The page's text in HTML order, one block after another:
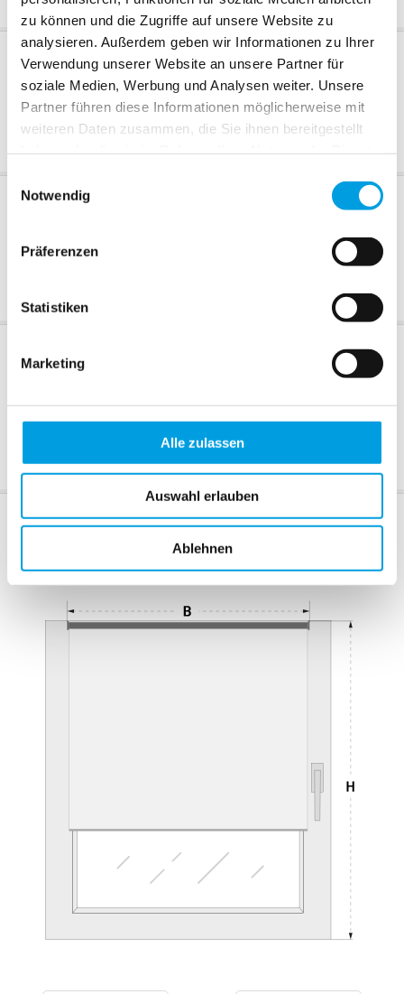
zu können und die Zugriffe auf unsere Website zu
analysieren. Außerdem geben wir Informationen zu Ihrer
Verwendung unserer Website an unsere Partner für
soziale Medien, Werbung und Analysen weiter. Unsere
Partner führen diese Informationen möglicherweise mit
weiteren Daten zusammen, die Sie ihnen bereitgestellt
Einwilligungsauswahl
Notwendig
Präferenzen
Statistiken
Marketing
Alle zulassen
Auswahl erlauben
Ablehnen
Bedienart Bedienart im Detail
Kettenbedienung
Bedienseite
Extras Extras im Detail
Kettenbeschwerer
+ 4,20 CHF
Abmessungen